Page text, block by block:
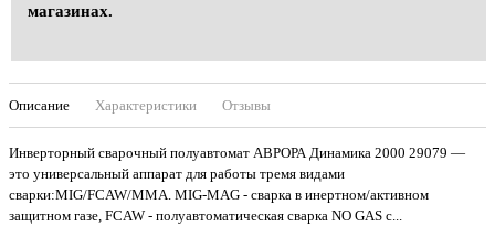
магазинах.
Описание Характеристики Отзывы
Инверторный сварочный полуавтомат АВРОРА Динамика 2000 29079 —
это универсальный аппарат для работы тремя видами
сварки:MIG/FCAW/MMA. MIG-MAG - сварка в инертном/активном
защитном газе, FCAW - полуавтоматическая сварка NO GAS с...